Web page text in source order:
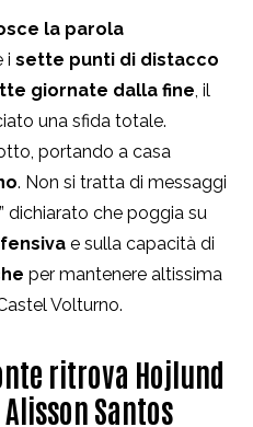
la parola
i sette punti di distacco
giornate dalla fine, il
una sfida totale.
portando a casa
. Non si tratta di messaggi
dichiarato che poggia su
e sulla capacità di
per mantenere altissima
Volturno.
ritrova Hojlund
Santos